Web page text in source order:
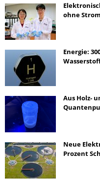
ohne Strom
Energie:
Aus Holz-
Neue
Prozent